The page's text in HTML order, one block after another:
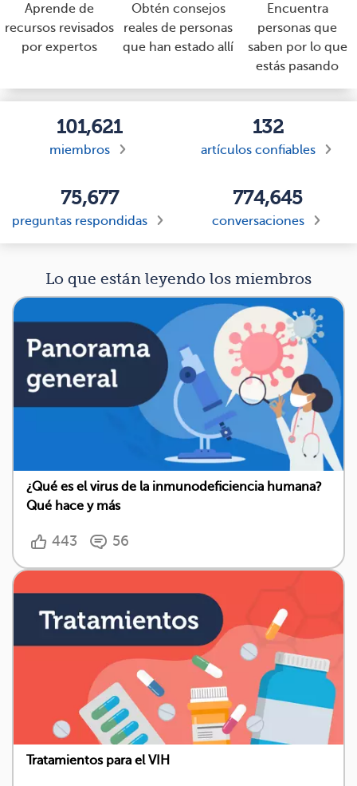
Aprende de
recursos revisados
por expertos
Obtén consejos
reales de personas
que han estado allí
Encuentra
personas que
saben por lo que
estás pasando
101,621
miembros
132
artículos confiables
75,677
preguntas respondidas
774,645
conversaciones
Lo que están leyendo los miembros
¿Qué es el virus de la inmunodeficiencia humana?
Qué hace y más
443 56
Tratamientos para el VIH